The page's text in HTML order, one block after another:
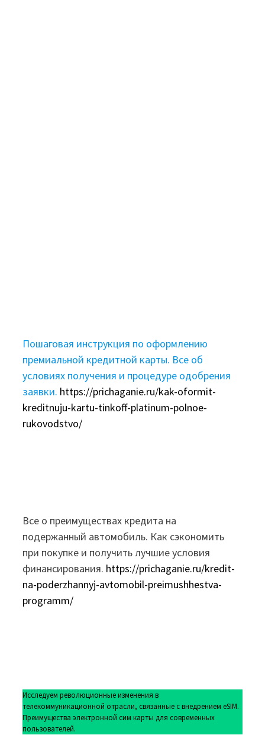
Пошаговая инструкция по оформлению
премиальной кредитной карты. Все об
условиях получения и процедуре одобрения
заявки. https://prichaganie.ru/kak-oformit-
kreditnuju-kartu-tinkoff-platinum-polnoe-
rukovodstvo/
Все о преимуществах кредита на
подержанный автомобиль. Как сэкономить
при покупке и получить лучшие условия
финансирования. https://prichaganie.ru/kredit-
na-poderzhannyj-avtomobil-preimushhestva-
programm/
Исследуем революционные изменения в
телекоммуникационной отрасли, связанные с внедрением eSIM.
Преимущества электронной сим карты для современных
пользователей.